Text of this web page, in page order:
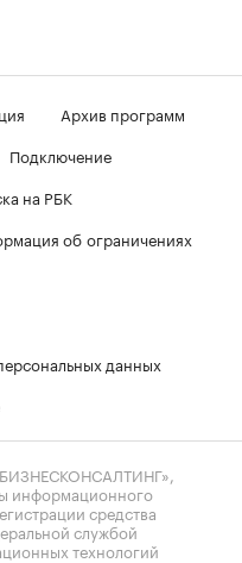
Архив программ
Подключение
на РБК
об ограничениях
данных
информационного
средства
службой
технологий